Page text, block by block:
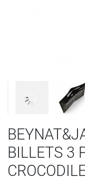
BILLETS 3